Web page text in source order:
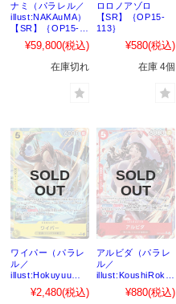
ナミ（パラレル／
illust:NAKAuMA）
【SR】｛OP15-
086｝¥59,800(税込)
在庫切れ
ロロノアゾロ
【SR】｛OP15-
113｝
¥580(税込)
在庫 4個
ワイパー（パラレ
ル／
illust:Hokuyuu）
【SR】｛OP15-
114｝¥2,480(税込)
アルビダ（パラレ
ル／
illust:KoushiRoku
shiro）【R】
｛OP15-003｝
¥880(税込)